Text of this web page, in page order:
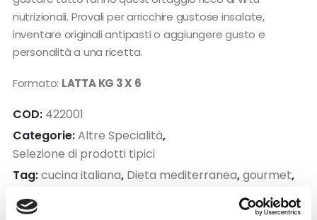
nutrizionali. Provali per arricchire gustose insalate,
inventare originali antipasti o aggiungere gusto e
personalità a una ricetta.
Formato: LATTA KG 3 X 6
COD: 422001
Categorie:Altre Specialità,
Selezione di prodotti tipici
Tag:cucina italiana, Dieta mediterranea,gourmet,